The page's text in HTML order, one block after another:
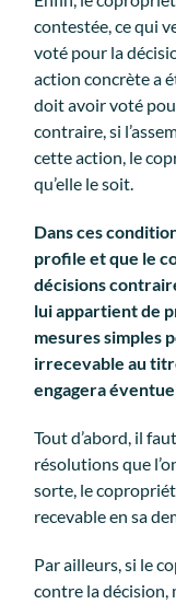
contestée, ce qui
voté pour la
action concrète a
doit avoir voté
contraire, si
cette action, le
qu’elle le soit.
Dans ces
profile et que le
décisions
lui appartient de
mesures simples
irrecevable au
engagera
Tout d’abord, il
résolutions que
sorte, le
recevable en sa
Par ailleurs, si le
contre la décision,